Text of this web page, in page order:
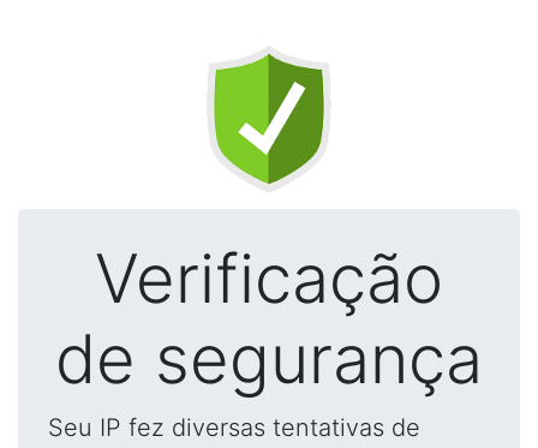
Verificação
de segurança
Seu IP fez diversas tentativas de